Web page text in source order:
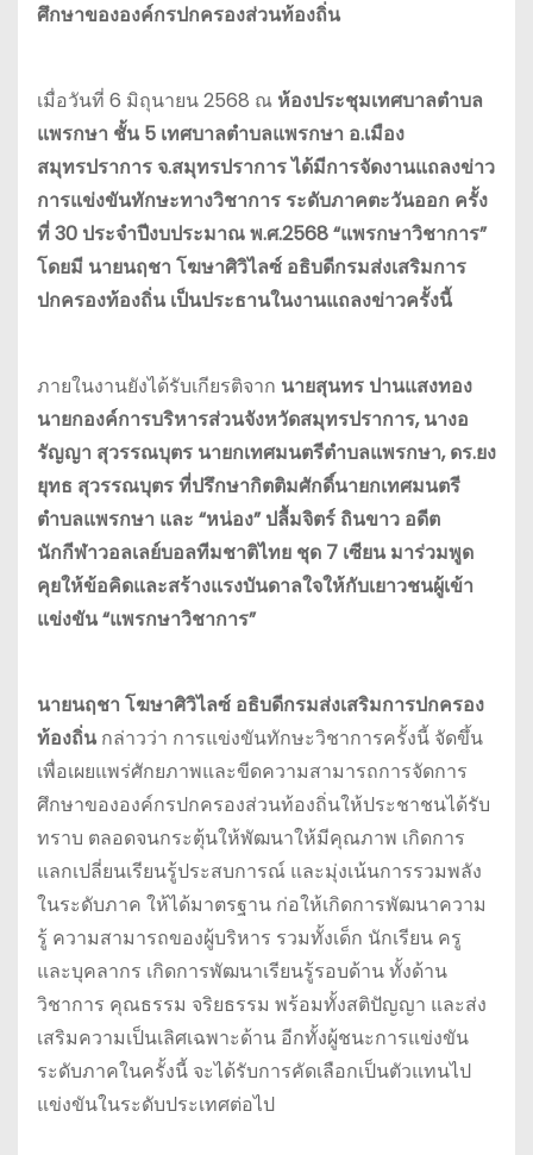
ศึกษาขององค์กรปกครองส่วนท้องถิ่น
เมื่อวันที่ 6 มิถุนายน 2568 ณ ห้องประชุมเทศบาลตำบล
แพรกษา ชั้น 5 เทศบาลตำบลแพรกษา อ.เมือง
สมุทรปราการ จ.สมุทรปราการ ได้มีการจัดงานแถลงข่าว
การแข่งขันทักษะทางวิชาการ ระดับภาคตะวันออก ครั้ง
ที่ 30 ประจำปีงบประมาณ พ.ศ.2568 “แพรกษาวิชาการ”
โดยมี นายนฤชา โฆษาศิวิไลซ์ อธิบดีกรมส่งเสริมการ
ปกครองท้องถิ่น เป็นประธานในงานแถลงข่าวครั้งนี้
ภายในงานยังได้รับเกียรติจาก นายสุนทร ปานแสงทอง
นายกองค์การบริหารส่วนจังหวัดสมุทรปราการ, นางอ
รัญญา สุวรรณบุตร นายกเทศมนตรีตำบลแพรกษา, ดร.ยง
ยุทธ สุวรรณบุตร ที่ปรึกษากิตติมศักดิ์นายกเทศมนตรี
ตำบลแพรกษา และ “หน่อง” ปลื้มจิตร์ ถินขาว อดีต
นักกีฬาวอลเลย์บอลทีมชาติไทย ชุด 7 เซียน มาร่วมพูด
คุยให้ข้อคิดและสร้างแรงบันดาลใจให้กับเยาวชนผู้เข้า
แข่งขัน “แพรกษาวิชาการ”
นายนฤชา โฆษาศิวิไลซ์ อธิบดีกรมส่งเสริมการปกครอง
ท้องถิ่นกล่าวว่า การแข่งขันทักษะวิชาการครั้งนี้ จัดขึ้น
เพื่อเผยแพร่ศักยภาพและขีดความสามารถการจัดการ
ศึกษาขององค์กรปกครองส่วนท้องถิ่นให้ประชาชนได้รับ
ทราบ ตลอดจนกระตุ้นให้พัฒนาให้มีคุณภาพ เกิดการ
แลกเปลี่ยนเรียนรู้ประสบการณ์ และมุ่งเน้นการรวมพลัง
ในระดับภาค ให้ได้มาตรฐาน ก่อให้เกิดการพัฒนาความ
รู้ ความสามารถของผู้บริหาร รวมทั้งเด็ก นักเรียน ครู
และบุคลากร เกิดการพัฒนาเรียนรู้รอบด้าน ทั้งด้าน
วิชาการ คุณธรรม จริยธรรม พร้อมทั้งสติปัญญา และส่ง
เสริมความเป็นเลิศเฉพาะด้าน อีกทั้งผู้ชนะการแข่งขัน
ระดับภาคในครั้งนี้ จะได้รับการคัดเลือกเป็นตัวแทนไป
แข่งขันในระดับประเทศต่อไป